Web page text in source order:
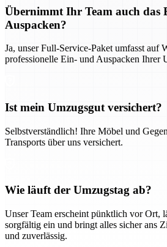
Übernimmt Ihr Team auch das
Auspacken?
Ja, unser Full-Service-Paket umfasst auf
professionelle Ein- und Auspacken Ihrer
Ist mein Umzugsgut versichert?
Selbstverständlich! Ihre Möbel und
Transports über uns versichert.
Wie läuft der Umzugstag ab?
Unser Team erscheint pünktlich vor Ort,
sorgfältig ein und bringt alles sicher ans
und zuverlässig.